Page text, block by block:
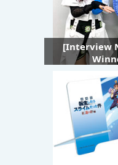
[Interview